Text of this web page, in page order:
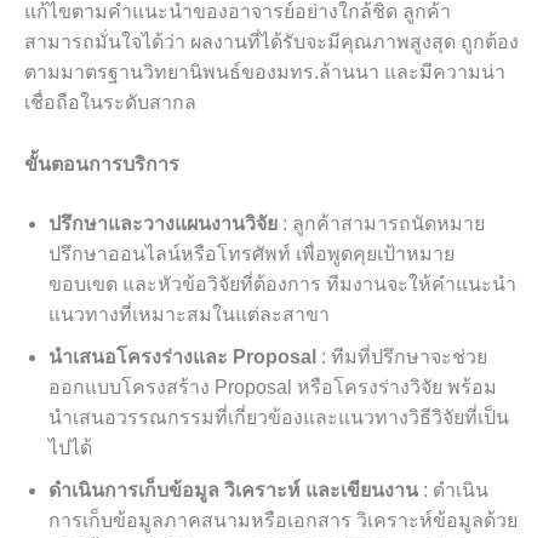
แก้ไขตามคำแนะนำของอาจารย์อย่างใกล้ชิด ลูกค้า
สามารถมั่นใจได้ว่า ผลงานที่ได้รับจะมีคุณภาพสูงสุด ถูกต้อง
ตามมาตรฐานวิทยานิพนธ์ของมทร.ล้านนา และมีความน่า
เชื่อถือในระดับสากล
ขั้นตอนการบริการ
ปรึกษาและวางแผนงานวิจัย : ลูกค้าสามารถนัดหมาย
ปรึกษาออนไลน์หรือโทรศัพท์ เพื่อพูดคุยเป้าหมาย
ขอบเขต และหัวข้อวิจัยที่ต้องการ ทีมงานจะให้คำแนะนำ
แนวทางที่เหมาะสมในแต่ละสาขา
นำเสนอโครงร่างและ Proposal : ทีมที่ปรึกษาจะช่วย
ออกแบบโครงสร้าง Proposal หรือโครงร่างวิจัย พร้อม
นำเสนอวรรณกรรมที่เกี่ยวข้องและแนวทางวิธีวิจัยที่เป็น
ไปได้
ดำเนินการเก็บข้อมูล วิเคราะห์ และเขียนงาน : ดำเนิน
การเก็บข้อมูลภาคสนามหรือเอกสาร วิเคราะห์ข้อมูลด้วย